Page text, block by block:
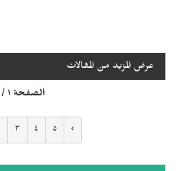
عرض المزيد من المقالات
الصفحة ١ / ١٦
٣ ٤ ٥ ›